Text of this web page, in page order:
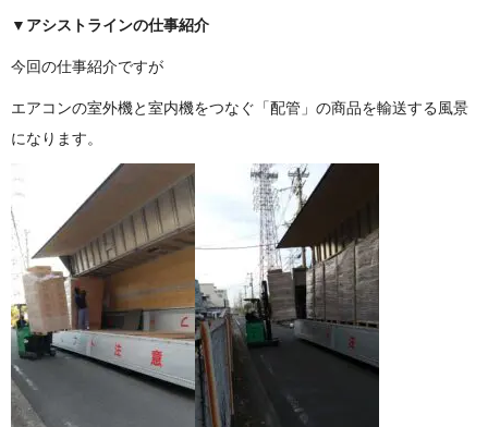
▼ アシストラインの仕事紹介
今回の仕事紹 介 で す が
エアコンの室外機と室内機をつなぐ「配管」の商品を輸送する風景
にな り ま す 。